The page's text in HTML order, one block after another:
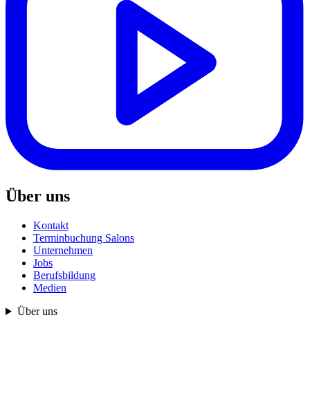
Über uns
Kontakt
Terminbuchung Salons
Unternehmen
Jobs
Berufsbildung
Medien
Über uns